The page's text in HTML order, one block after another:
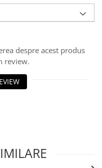
despre acest produs
review.